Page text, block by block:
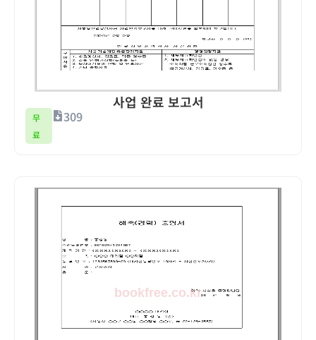
사업 완료 보고서
무
료
309